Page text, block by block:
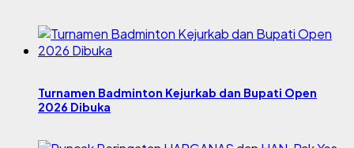
Turnamen Badminton Kejurkab dan Bupati Open
2026 Dibuka